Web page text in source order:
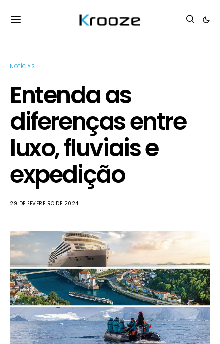
NOTÍCIAS
Entenda as
diferenças entre
luxo, fluviais e
expedição
29 DE FEVEREIRO DE 2024